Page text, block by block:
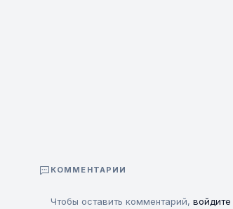
КОММЕНТАРИИ
Чтобы оставить комментарий, войдите